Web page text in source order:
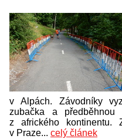
v Alpách. Závodníky
zubačka a
z afrického kontinentu.
v Praze... celý článek